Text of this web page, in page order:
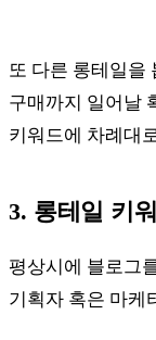
또 다른 롱테일을
구매까지 일어날
키워드에 차례대
3. 롱테일 키
평상시에 블로그
기획자 혹은 마케